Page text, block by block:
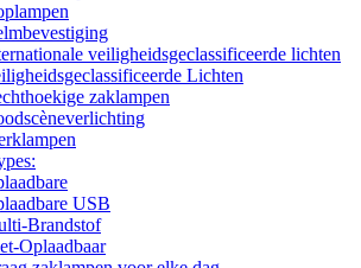
veiligheidsgeclassificeerde lichten
Lichten
zaklampen
USB
Brandstof
Oplaadbaar